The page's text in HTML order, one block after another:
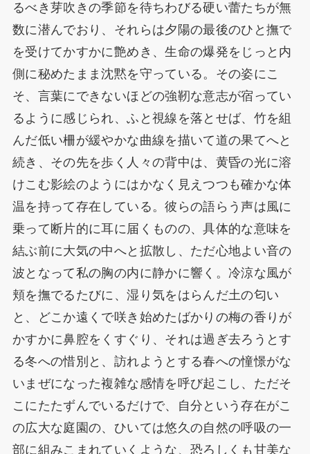
るべき芽吹きの季節を待ちわびる硬い蕾たちが無
数に潜んでおり、それらは夕陽の最後のひと撫で
を受けてかすかに艶めき、生命の爆発をじっと内
側に秘めたまま沈黙を守っている。その姿にこ
そ、言葉にできないほどの強靭な意志が宿ってい
るように感じられ、ふと視線を落とせば、竹を組
んだ低い柵が緩やかな曲線を描いて道の果てへと
続き、その先を歩く人々の背中は、黄昏の光に溶
けこむ影絵のようにはかなく見えつつも確かな体
温を持って存在している。彼らの語らう声は風に
乗って断片的に耳に届くものの、具体的な意味を
結ぶ前に大気の中へと拡散し、ただ心地よい音の
波となって私の胸の内に静かに響く。冷涼な風が
頬を撫でるたびに、湿り気をはらんだ土の匂い
と、どこか遠くで咲き始めたばかりの梅の香りが
かすかに鼻腔をくすぐり、それは過ぎ去ろうとす
る冬への惜別と、訪れようとする春への憧憬がな
いまぜになった複雑な感情を呼び起こし、ただそ
こにたたずんでいるだけで、自分という存在がこ
の広大な庭園の、ひいては悠久の自然の呼吸の一
部に組みこまれていくような、恐ろしくも甘美な